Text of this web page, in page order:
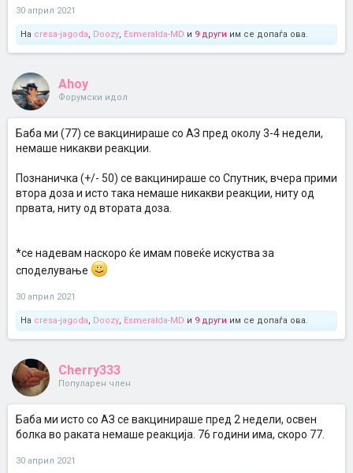
30 април 2021
На cresa-jagoda, Doozy, Esmeralda-MD и 9 други им се допаѓа ова.
Ahoy
Форумски идол
Баба ми (77) се вакцинираше со АЗ пред околу 3-4 недели,
немаше никакви реакции.
Познаничка (+/- 50) се вакцинираше со Спутник, вчера прими
втора доза и исто така немаше никакви реакции, ниту од
првата, ниту од втората доза.
*се надевам наскоро ќе имам повеќе искуства за
споделување
30 април 2021
На cresa-jagoda, Doozy, Esmeralda-MD и 9 други им се допаѓа ова.
Cherry333
Популарен член
Баба ми исто со АЗ се вакцинираше пред 2 недели, освен
болка во раката немаше реакција. 76 години има, скоро 77.
30 април 2021